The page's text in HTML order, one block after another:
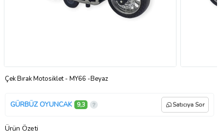
Çek Bırak Motosiklet - MY66 -Beyaz
GÜRBÜZ OYUNCAK 9,3 Satıcıya Sor
Ürün Özeti